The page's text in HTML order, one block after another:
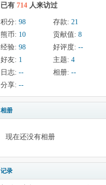
已有 714 人来访过
积分: 98 存款: 21
熊币: 10 贡献值: 8
经验: 98 好评度: --
好友: 1 主题: 4
日志: -- 相册: --
分享: --
相册
现在还没有相册
记录